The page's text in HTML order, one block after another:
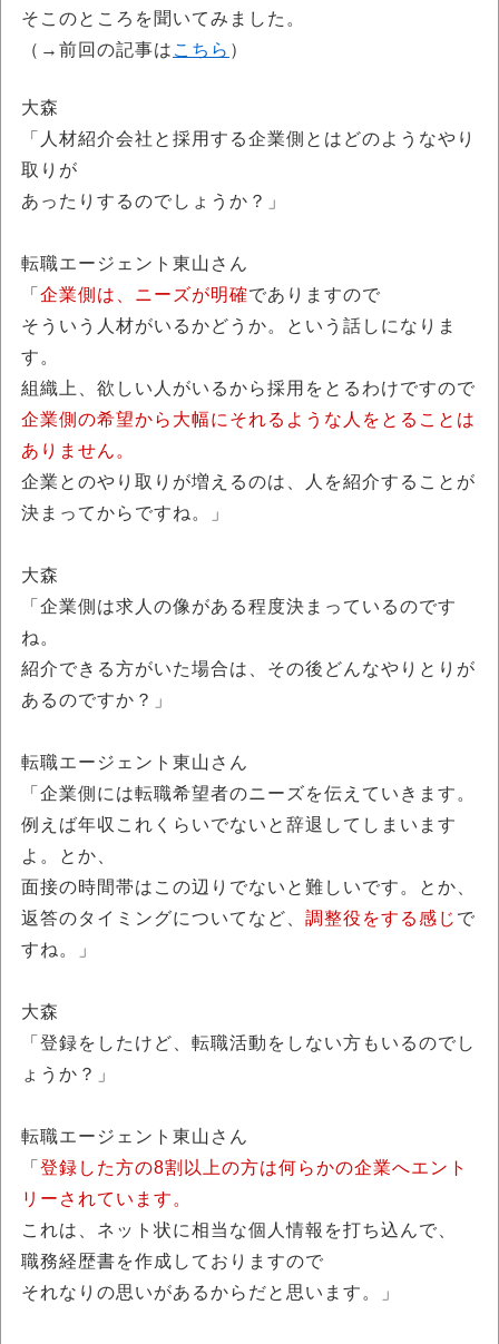
そこのところを聞いてみました。
（→前回の記事は こちら ）
大森
「人材紹介会社と採用する企業側とはどのようなやり
取りが
あったりするのでしょうか？」
転職エージェント東山さん
「 企業側は、ニーズが明確でありますので
そういう人材がいるかどうか。という話しになりま
す。
組織上、欲しい人がいるから採用をとるわけですので
企業側の希望から大幅にそれるような人をとることは
ありません。
企業とのやり取りが増えるのは、人を紹介することが
決まってからですね。」
大森
「企業側は求人の像がある程度決まっているのです
ね。
紹介できる方がいた場合は、その後どんなやりとりが
あるのですか？」
転職エージェント東山さん
「企業側には転職希望者のニーズを伝えていきます。
例えば年収これくらいでないと辞退してしまいます
よ。とか、
面接の時間帯はこの辺りでないと難しいです。とか、
返答のタイミングについてなど、 調整役をする感じ で
すね。」
大森
「登録をしたけど、転職活動をしない方もいるのでし
ょうか？」
転職エージェント東山さん
「 登録した方の8割以上の方は何らかの企業へエント
リーされています。
これは、ネット状に相当な個人情報を打ち込んで、
職務経歴書を作成しておりますので
それなりの思いがあるからだと思います。」